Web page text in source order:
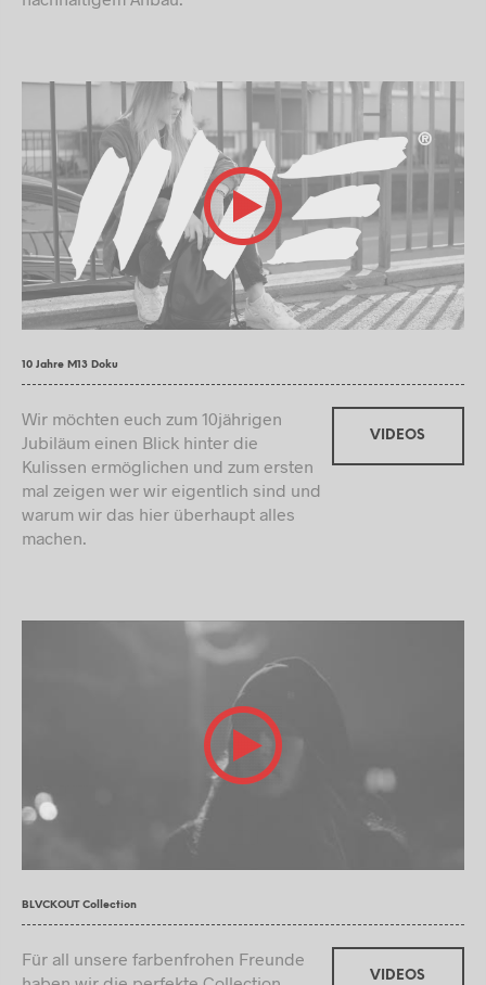
10 Jahre M13 Doku
Wir möchten euch zum 10jährigen
Jubiläum einen Blick hinter die
Kulissen ermöglichen und zum ersten
mal zeigen wer wir eigentlich sind und
warum wir das hier überhaupt alles
machen.
VIDEOS
BLVCKOUT Collection
Für all unsere farbenfrohen Freunde
VIDEOS